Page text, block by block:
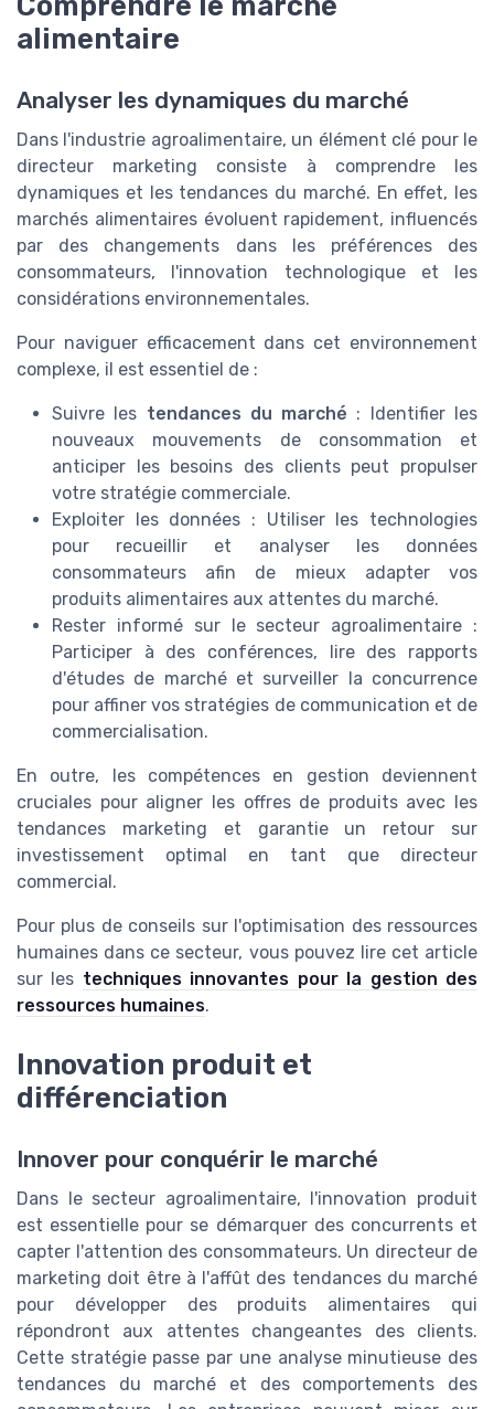
alimentaire
Analyser les dynamiques du marché
Dans l'industrie agroalimentaire, un élément clé pour le
directeur marketing consiste à comprendre les
dynamiques et les tendances du marché. En effet, les
marchés alimentaires évoluent rapidement, influencés
par des changements dans les préférences des
consommateurs, l'innovation technologique et les
considérations environnementales.
Pour naviguer efficacement dans cet environnement
complexe, il est essentiel de :
Suivre les tendances du marché : Identifier les
nouveaux mouvements de consommation et
anticiper les besoins des clients peut propulser
votre stratégie commerciale.
Exploiter les données : Utiliser les technologies
pour recueillir et analyser les données
consommateurs afin de mieux adapter vos
produits alimentaires aux attentes du marché.
Rester informé sur le secteur agroalimentaire :
Participer à des conférences, lire des rapports
d'études de marché et surveiller la concurrence
pour affiner vos stratégies de communication et de
commercialisation.
En outre, les compétences en gestion deviennent
cruciales pour aligner les offres de produits avec les
tendances marketing et garantie un retour sur
investissement optimal en tant que directeur
commercial.
Pour plus de conseils sur l'optimisation des ressources
humaines dans ce secteur, vous pouvez lire cet article
sur les techniques innovantes pour la gestion des
ressources humaines.
Innovation produit et
différenciation
Innover pour conquérir le marché
Dans le secteur agroalimentaire, l'innovation produit
est essentielle pour se démarquer des concurrents et
capter l'attention des consommateurs. Un directeur de
marketing doit être à l'affût des tendances du marché
pour développer des produits alimentaires qui
répondront aux attentes changeantes des clients.
Cette stratégie passe par une analyse minutieuse des
tendances du marché et des comportements des